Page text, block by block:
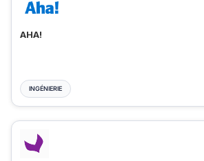
AHA!
INGÉNIERIE